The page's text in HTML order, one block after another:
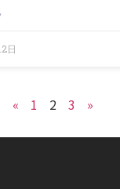
日
« 1 2 3 »